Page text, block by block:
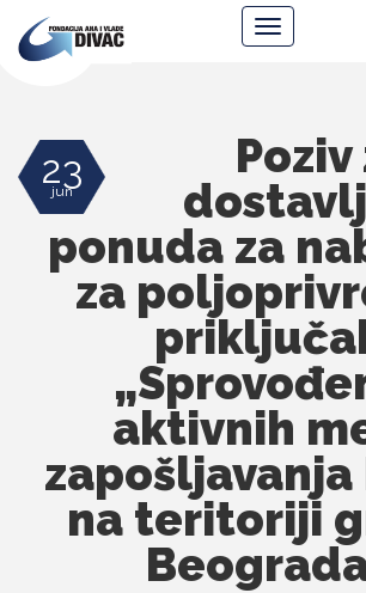
Ana
Navigacija
23
jun
Poziv
ponuda za
za
aktivnih
zapošljavanja
na teritoriji